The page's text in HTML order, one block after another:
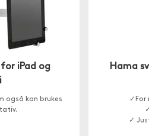
iPad og
også kan brukes
Hama
✓For
✓